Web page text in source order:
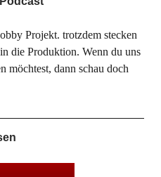
Projekt. trotzdem stecken
die Produktion. Wenn du uns
möchtest, dann schau doch